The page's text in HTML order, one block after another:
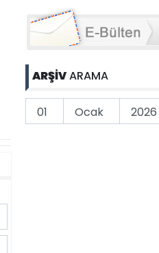
ARŞİVARAMA